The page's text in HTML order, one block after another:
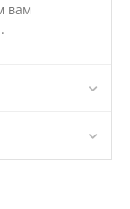
вам